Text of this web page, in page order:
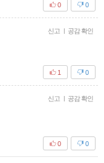
0
0
신고 | 공감 확인
0
1
신고 | 공감 확인
0
0